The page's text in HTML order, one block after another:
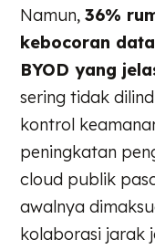
Namun,36%
kebocoran
BYOD yang
sering tidak
kontrol
peningkatan
cloud publik
awalnya
kolaborasi jarak